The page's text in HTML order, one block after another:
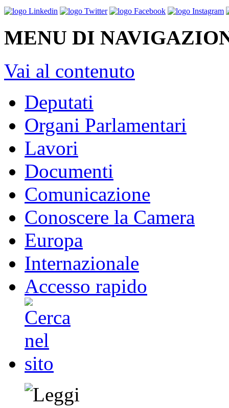
MENU DI
Vai al contenuto
Deputati
Organi Parlamentari
Lavori
Documenti
Comunicazione
Conoscere la Camera
Europa
Internazionale
Accesso rapido